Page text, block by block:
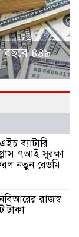
বছরে ৪৪৯
ব্যাটারি
৭আই সুরক্ষা
নতুন রেডমি
রাজস্ব
টাকা